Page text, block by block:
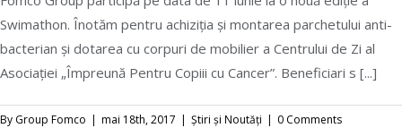
Duminică 11 iunie, înotăm pentru copiii
bolnavi de cancer
Swimathon. Înotăm pentru achiziția și montarea parchetului anti-
bacterian și dotarea cu corpuri de mobilier a Centrului de Zi al
Asociației „Împreună Pentru Copiii cu Cancer”. Beneficiari s [...]
By Group Fomco | mai 18th, 2017 | Știri și Noutăți | 0 Comments